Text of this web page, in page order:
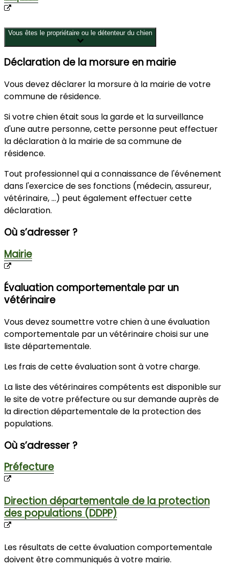
Vous êtes le propriétaire ou le détenteur du chien
Déclaration de la morsure en mairie
Vous devez déclarer la morsure à la mairie de votre
commune de résidence.
Si votre chien était sous la garde et la surveillance
d'une autre personne, cette personne peut effectuer
la déclaration à la mairie de sa commune de
résidence.
Tout professionnel qui a connaissance de l'événement
dans l'exercice de ses fonctions (médecin, assureur,
vétérinaire, ...) peut également effectuer cette
déclaration.
Où s’adresser ?
Mairie
Évaluation comportementale par un
vétérinaire
Vous devez soumettre votre chien à une évaluation
comportementale par un vétérinaire choisi sur une
liste départementale.
Les frais de cette évaluation sont à votre charge.
La liste des vétérinaires compétents est disponible sur
le site de votre préfecture ou sur demande auprès de
la direction départementale de la protection des
populations.
Où s’adresser ?
Préfecture
Direction départementale de la protection
des populations (DDPP)
Les résultats de cette évaluation comportementale
doivent être communiqués à votre mairie.